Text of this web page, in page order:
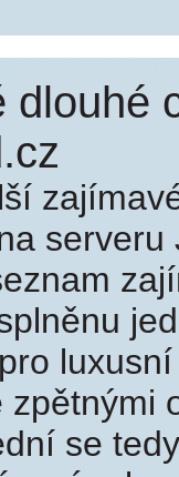
dlouhé
serveru
zpětnými
se